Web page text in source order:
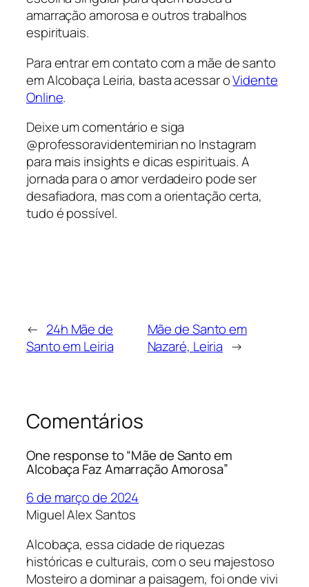
amarração amorosa e outros trabalhos
espirituais.
Para entrar em contato com a mãe de santo
em Alcobaça Leiria, basta acessar oVidente
Online.
Deixe um comentário e siga
@professoravidentemirian no Instagram
para mais insights e dicas espirituais. A
jornada para o amor verdadeiro pode ser
desafiadora, mas com a orientação certa,
tudo é possível.
← 24h Mãe de
Santo em Leiria
Mãe de Santo em
Nazaré, Leiria →
Comentários
One response to “Mãe de Santo em
Alcobaça Faz Amarração Amorosa”
6 de março de 2024
Miguel Alex Santos
Alcobaça, essa cidade de riquezas
históricas e culturais, com o seu majestoso
Mosteiro a dominar a paisagem, foi onde vivi